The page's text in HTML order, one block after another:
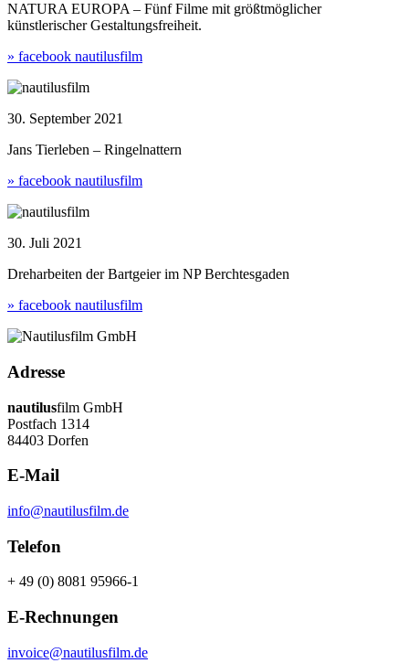
NATURA EUROPA – Fünf Filme mit größtmöglicher
künstlerischer Gestaltungsfreiheit.
» facebook nautilusfilm
30. September 2021
Jans Tierleben – Ringelnattern
» facebook nautilusfilm
30. Juli 2021
Dreharbeiten der Bartgeier im NP Berchtesgaden
» facebook nautilusfilm
Adresse
nautilusfilm GmbH
Postfach 1314
84403 Dorfen
E-Mail
info@nautilusfilm.de
Telefon
+ 49 (0) 8081 95966-1
E-Rechnungen
invoice@nautilusfilm.de